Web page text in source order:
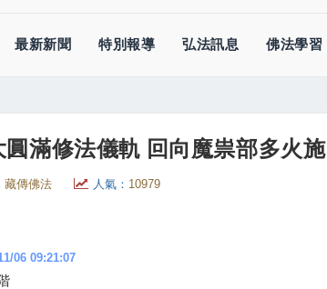
最新新聞 特別報導 弘法訊息 佛法學習
滿修法儀軌 回向魔祟部多火施
藏傳佛法 人氣： 10979
06 09:21:07